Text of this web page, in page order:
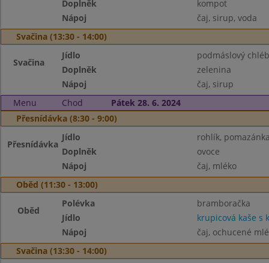
Doplněk
kompot
Nápoj
čaj, sirup, voda
Svačina (13:30 - 14:00)
Svačina
Jídlo
podmáslový
Doplněk
zelenina
Nápoj
čaj, sirup
Menu
Chod
Pátek 28. 6. 2024
Přesnídávka (8:30 - 9:00)
Přesnídávka
Jídlo
rohlík,
Doplněk
ovoce
Nápoj
čaj, mléko
Oběd (11:30 - 13:00)
Oběd
Polévka
bramboračka
Jídlo
krupicová kaše s
Nápoj
čaj, ochucené
Svačina (13:30 - 14:00)